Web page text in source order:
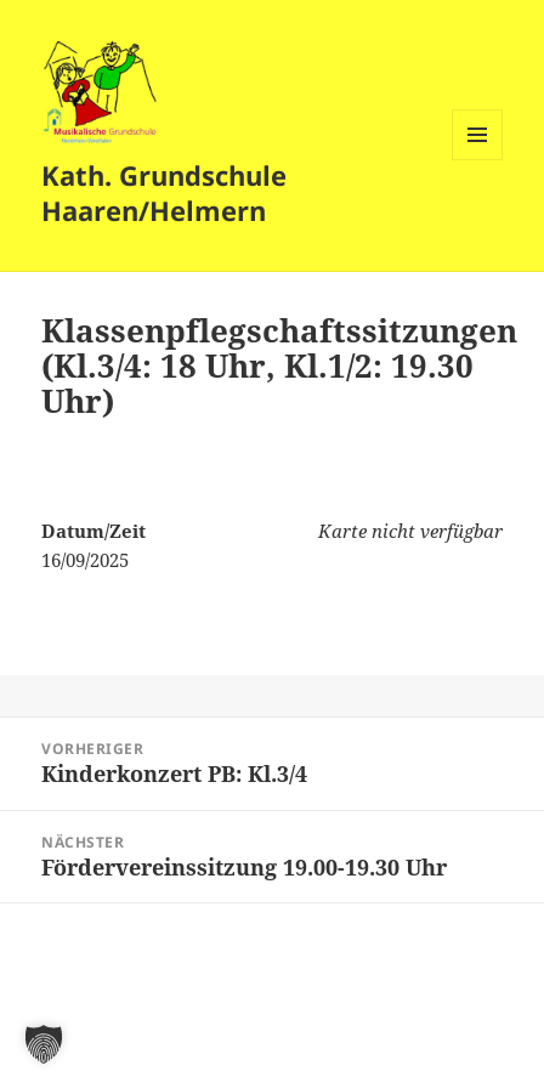
Kath. Grundschule
Haaren/Helmern
Klassenpflegschaftssitzungen
(Kl.3/4: 18 Uhr, Kl.1/2: 19.30
Uhr)
Karte nicht verfügbar
Datum/Zeit
16/09/2025
VORHERIGER
Vorheriger
Kinderkonzert PB: Kl.3/4
NÄCHSTER
Nächster
Fördervereinssitzung 19.00-19.30 Uhr